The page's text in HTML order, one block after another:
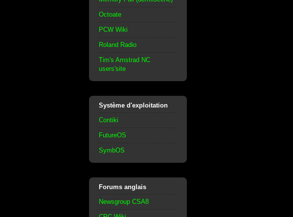
Octoate
PCW Wiki
Roland Radio
Tim's Amstrad NC
users'site
Système d'exploitation
Contiki
FutureOS
SymbOS
Forums anglais
Newsgroup CSA8